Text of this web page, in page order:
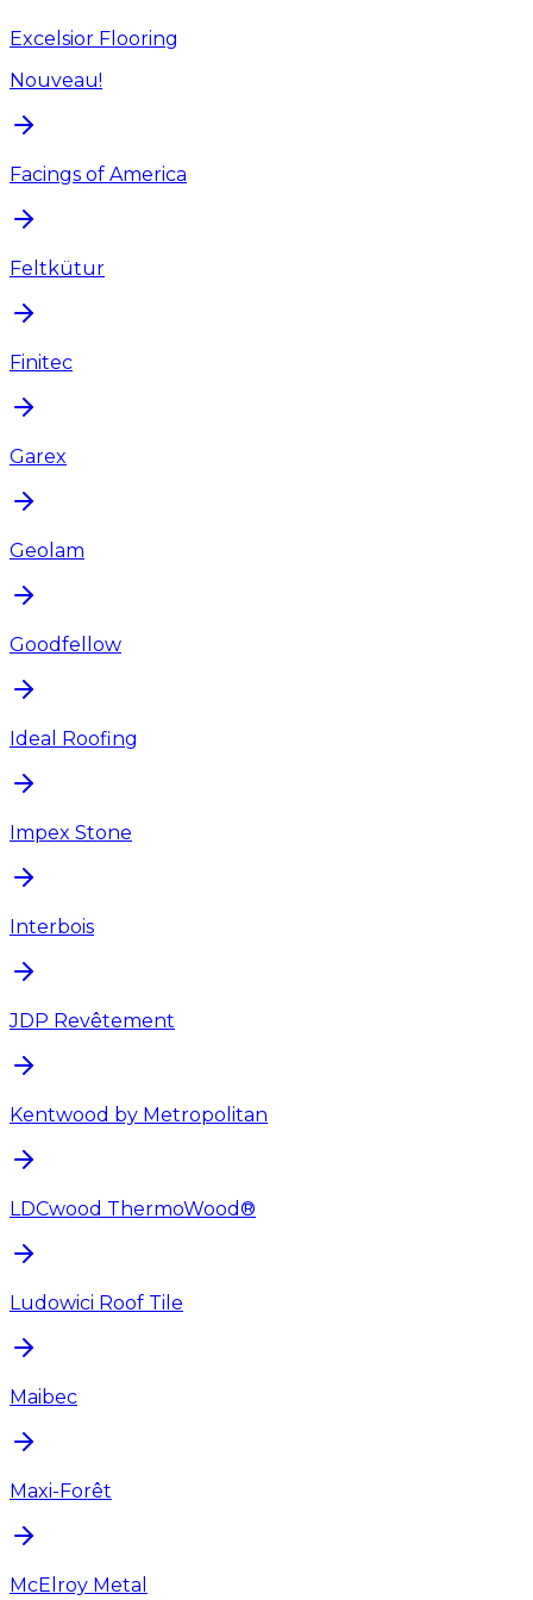
Excelsior Flooring
Nouveau!
Facings of America
Feltkütur
Finitec
Garex
Geolam
Goodfellow
Ideal Roofing
Impex Stone
Interbois
JDP Revêtement
Kentwood by Metropolitan
LDCwood ThermoWood®
Ludowici Roof Tile
Maibec
Maxi-Forêt
McElroy Metal